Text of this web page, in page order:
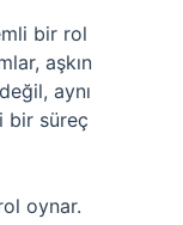
bir rol
aşkın
aynı
bir süreç
oynar.